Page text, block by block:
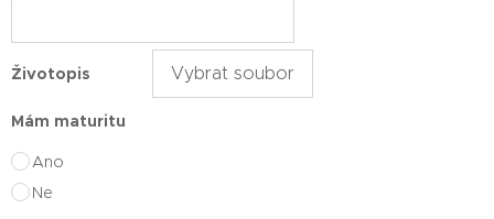
Životopis Vybrat soubor
Mám maturitu
Ano
Ne